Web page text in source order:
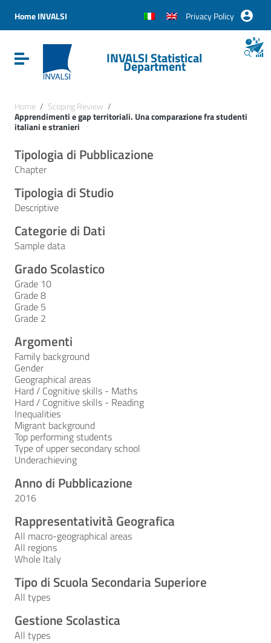
Vai al menu di navigazione
Vai al footer
Home INVALSI Privacy Policy
Attiva / disattiva la navigazioneINVALSI Statistical
Department
Home / Scoping Review /
Apprendimenti e gap territoriali. Una comparazione fra studenti
italiani e stranieri
Tipologia di Pubblicazione
Chapter
Tipologia di Studio
Descriptive
Categorie di Dati
Sample data
Grado Scolastico
Grade 10
Grade 8
Grade 5
Grade 2
Argomenti
Family background
Gender
Geographical areas
Hard / Cognitive skills - Maths
Hard / Cognitive skills - Reading
Inequalities
Migrant background
Top performing students
Type of upper secondary school
Underachieving
Anno di Pubblicazione
2016
Rappresentatività Geografica
All macro-geographical areas
All regions
Whole Italy
Tipo di Scuola Secondaria Superiore
All types
Gestione Scolastica
All types